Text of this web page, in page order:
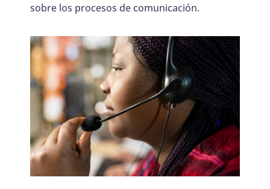
sobre los procesos de comunicación.